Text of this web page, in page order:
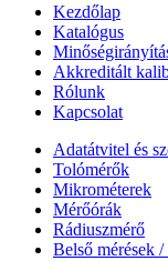
Kezdőlap
Katalógus
Akkreditált
Rólunk
Kapcsolat
Adatátvitel és
Tolómérők
Mikrométerek
Mérőórák
Rádiuszmérő
Belső mérések /